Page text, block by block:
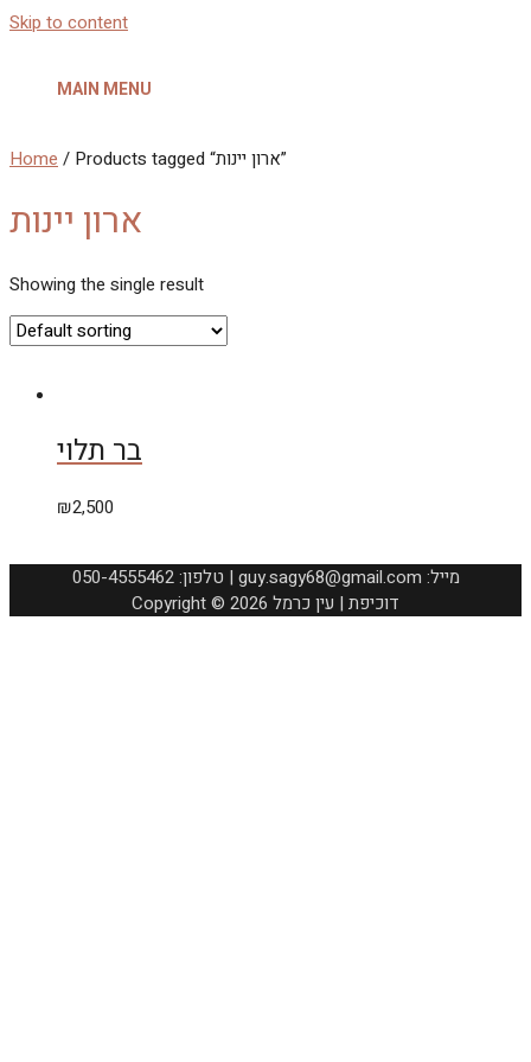
Skip to content
MAIN MENU
Home / Products tagged “ארון יינות”
ארון יינות
Showing the single result
בר תלוי
₪2,500
050-4555462 :טלפון | guy.sagy68@gmail.com :מייל
Copyright © 2026 דוכיפת | עין כרמל